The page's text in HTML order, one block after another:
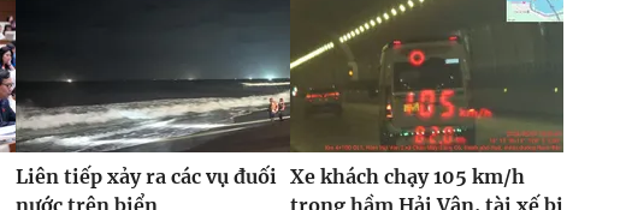
Liên tiếp xảy ra các vụ đuối Xe khách chạy 105 km/h